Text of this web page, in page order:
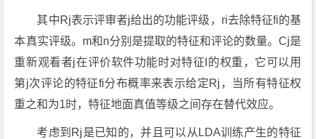
其中Rj表示评审者j给出的功能评级，ri去除特征fi的基
本真实评级。m和n分别是提取的特征和评论的数量。Cj是
重新观看者j在评价软件功能时对特征I的权重，它可以用
第j次评论的特征fi分布概率来表示给定Rj，当所有特征权
重之和为1时，特征地面真值等级之间存在替代效应。
考虑到Rj是已知的，并且可以从LDA训练产生的特征